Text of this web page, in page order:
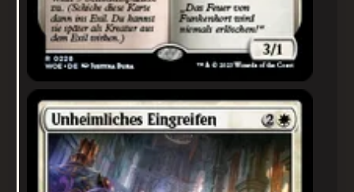
Unheimliches Eingreifen